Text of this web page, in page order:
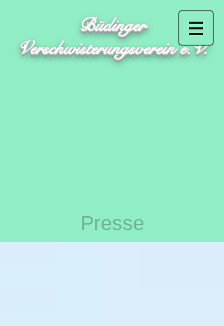
Büdinger
Verschwisterungsverein e.V.
Presse